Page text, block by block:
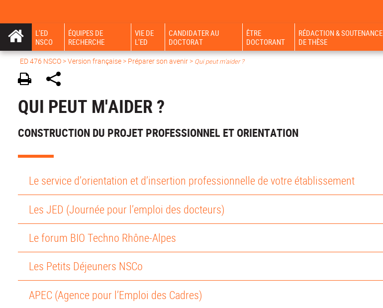
L'ED
NSCO
ÉQUIPES DE
RECHERCHE
VIE DE
L'ED
CANDIDATER AU
DOCTORAT
ÊTRE
DOCTORANT
RÉDACTION & SOUTENANCE
DE THÈSE
ED 476 NSCO>Version française> Préparer son avenir> Qui peut m'aider ?
QUI PEUT M'AIDER ?
CONSTRUCTION DU PROJET PROFESSIONNEL ET ORIENTATION
Le service d’orientation et d’insertion professionnelle de votre établissement
Les JED (Journée pour l’emploi des docteurs)
Le forum BIO Techno Rhône-Alpes
Les Petits Déjeuners NSCo
APEC (Agence pour l’Emploi des Cadres)